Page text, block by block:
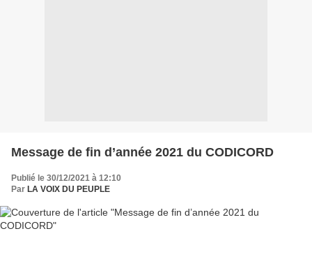
Message de fin d’année 2021 du CODICORD
Publié le 30/12/2021 à 12:10
Par LA VOIX DU PEUPLE